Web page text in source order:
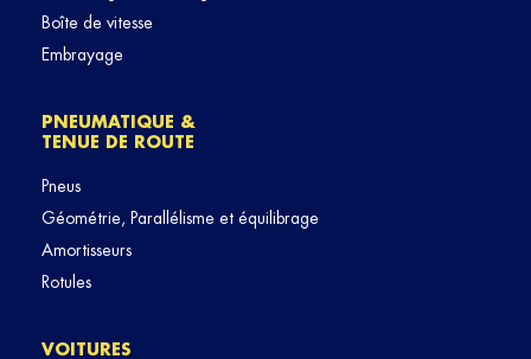
Boîte de vitesse
Embrayage
PNEUMATIQUE &
TENUE DE ROUTE
Pneus
Géométrie, Parallélisme et équilibrage
Amortisseurs
Rotules
VOITURES